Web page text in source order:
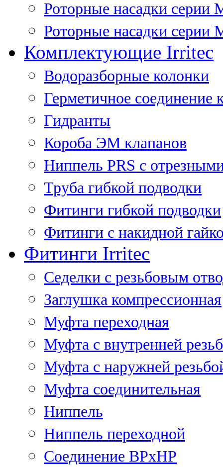
Роторные насадки серии
Роторные насадки серии
Комплектующие Irritec
Водоразборные колонки
Герметичное соединение
Гидранты
Короба ЭМ клапанов
Ниппель PRS с
Труба гибкой подводки
Фитинги гибкой подводки
Фитинги с накидной
Фитинги Irritec
Седелки с резьбовым
Заглушка компрессионная
Муфта переходная
Муфта с внутренней
Муфта с наружней
Муфта соединительная
Ниппель
Ниппель переходной
Соединение ВРхНР